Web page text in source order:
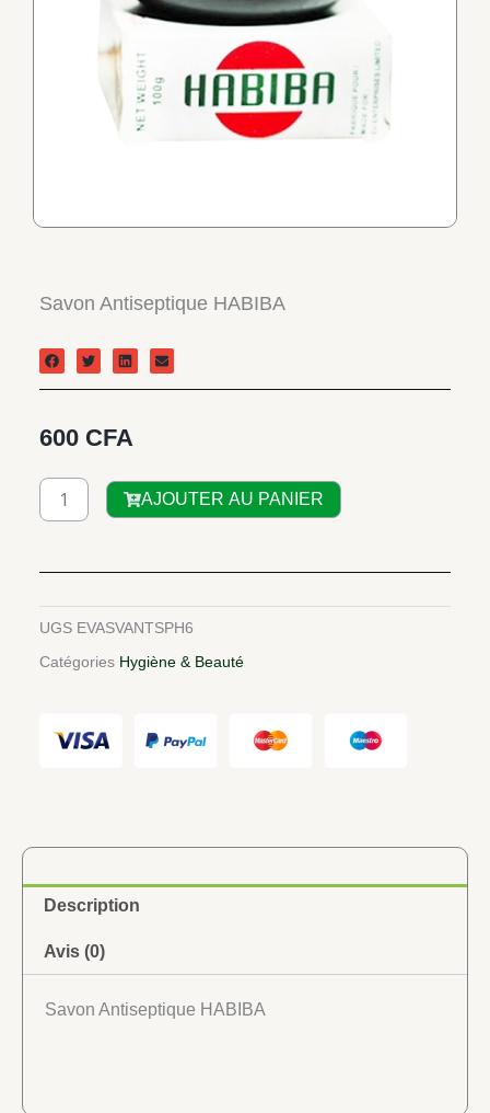
Savon Antiseptique HABIBA
600 CFA
quantité
de
Antiseptique
AJOUTER AU PANIER
UGS EVASVANTSPH6
Catégories Hygiène & Beauté
Description
Avis (0)
Savon Antiseptique HABIBA